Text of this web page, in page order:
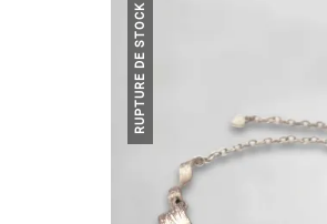
RUPTURE DE STOCK